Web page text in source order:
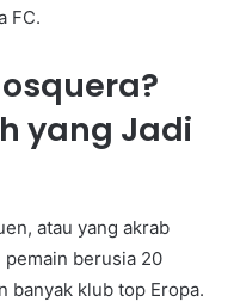
FC.
yang Jadi
atau yang akrab
pemain berusia 20
banyak klub top Eropa.